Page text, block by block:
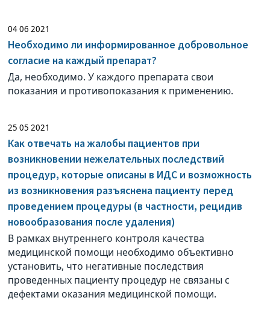
04 06 2021
Необходимо ли информированное добровольное
согласие на каждый препарат?
Да, необходимо. У каждого препарата свои
показания и противопоказания к применению.
25 05 2021
Как отвечать на жалобы пациентов при
возникновении нежелательных последствий
процедур, которые описаны в ИДС и возможность
из возникновения разъяснена пациенту перед
проведением процедуры (в частности, рецидив
новообразования после удаления)
В рамках внутреннего контроля качества
медицинской помощи необходимо объективно
установить, что негативные последствия
проведенных пациенту процедур не связаны с
дефектами оказания медицинской помощи.